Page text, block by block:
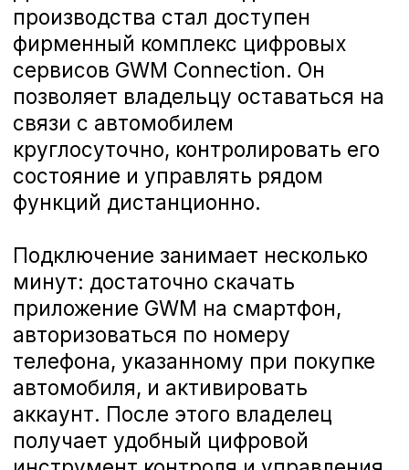
Одна из самых востребованных
функций — удалённый запуск
двигателя и управление
климат‑контролем. Через
приложение GWM можно заранее
завести автомобиль, прогреть или
охладить салон и задать нужную
температуру ещё до выхода из дома
или офиса.
Дистанционный запуск и
климат: комфорт ещё до
поездки